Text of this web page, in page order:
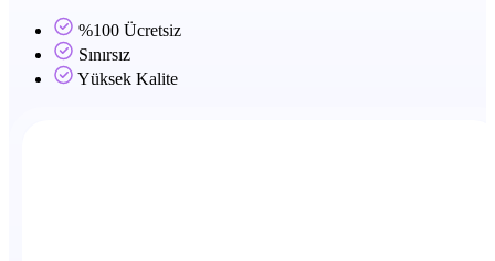
%100 Ücretsiz
Sınırsız
Yüksek Kalite